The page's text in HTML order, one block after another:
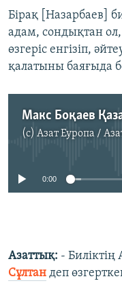
Бірақ [Назарбаев]
адам, сондықтан ол,
өзгеріс енгізіп,
қалатыны баяғыда
(c) Азат Еуропа /
No media
0:00
Азаттық: -
Сұлтан деп